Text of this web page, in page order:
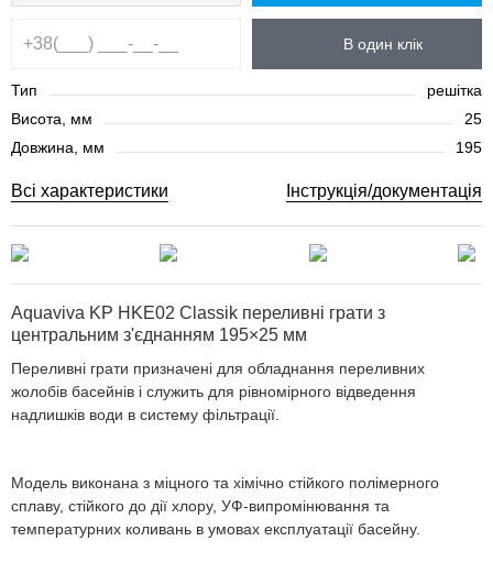
В один клік
Тип
решітка
Висота, мм
25
Довжина, мм
195
Всі характеристики Інструкція/документація
Aquaviva KP HKE02 Classik переливні грати з
центральним з'єднанням 195×25 мм
Переливні грати призначені для обладнання переливних
жолобів басейнів і служить для рівномірного відведення
надлишків води в систему фільтрації.
Модель виконана з міцного та хімічно стійкого полімерного
сплаву, стійкого до дії хлору, УФ-випромінювання та
температурних коливань в умовах експлуатації басейну.